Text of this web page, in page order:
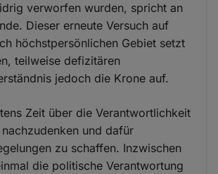
verworfen wurden, spricht an
Dieser erneute Versuch auf
höchstpersönlichen Gebiet setzt
teilweise defizitären
jedoch die Krone auf.
Zeit über die Verantwortlichkeit
und dafür
zu schaffen. Inzwischen
die politische Verantwortung